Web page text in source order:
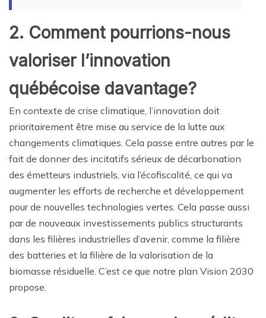
2. Comment pourrions-nous
valoriser l’innovation
québécoise davantage?
En contexte de crise climatique, l’innovation doit
prioritairement être mise au service de la lutte aux
changements climatiques. Cela passe entre autres par le
fait de donner des incitatifs sérieux de décarbonation
des émetteurs industriels, via l’écofiscalité, ce qui va
augmenter les efforts de recherche et développement
pour de nouvelles technologies vertes. Cela passe aussi
par de nouveaux investissements publics structurants
dans les filières industrielles d’avenir, comme la filière
des batteries et la filière de la valorisation de la
biomasse résiduelle. C’est ce que notre plan Vision 2030
propose.